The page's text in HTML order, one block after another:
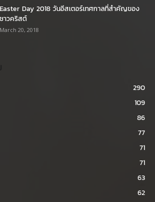
Easter Day 2018 วันอีสเตอร์เทศกาลที่สำคัญของ
ชาวคริสต์
March 20, 2018
290
109
86
77
71
71
63
62